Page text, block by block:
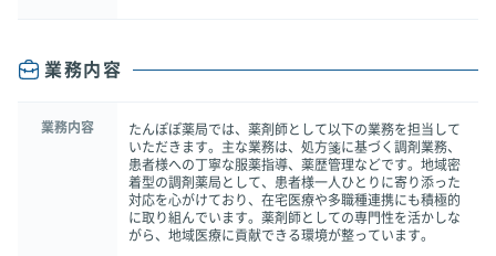
業務内容
業務内容
たんぽぽ薬局では、薬剤師として以下の業務を担当して
いただきます。主な業務は、処方箋に基づく調剤業務、
患者様への丁寧な服薬指導、薬歴管理などです。地域密
着型の調剤薬局として、患者様一人ひとりに寄り添った
対応を心がけており、在宅医療や多職種連携にも積極的
に取り組んでいます。薬剤師としての専門性を活かしな
がら、地域医療に貢献できる環境が整っています。